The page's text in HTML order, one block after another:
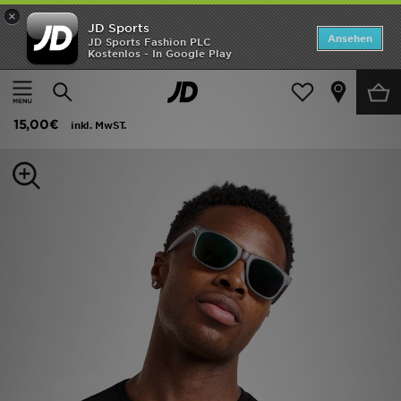
×
JD Sports
JD Sports Fashion PLC
Kostenlos - In Google Play
Ansehen
Startseite
Frauen Frauen Accessoires Sonnenbrillen
Supply & Demand Andrei Sunglasses
15,00€
inkl. MwST.
Startseite
ANGEBOTE
Herren